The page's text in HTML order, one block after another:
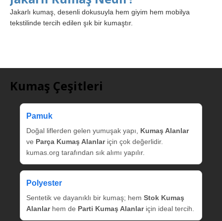
Jakarlı kumaş, desenli dokusuyla hem giyim hem mobilya
tekstilinde tercih edilen şık bir kumaştır.
Kumaş Çeşitleri
Pamuk
Doğal liflerden gelen yumuşak yapı, Kumaş Alanlar
ve Parça Kumaş Alanlariçin çok değerlidir.
kumas.org tarafından sık alımı yapılır.
Polyester
Sentetik ve dayanıklı bir kumaş; hem Stok Kumaş
Alanlarhem de Parti Kumaş Alanlariçin ideal tercih.